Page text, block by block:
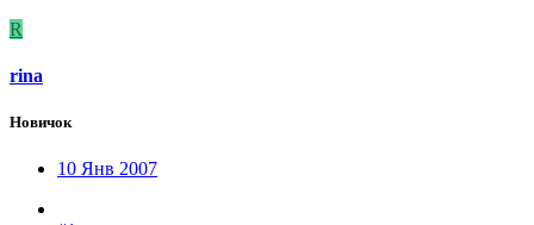
R
rina
Новичок
10 Янв 2007